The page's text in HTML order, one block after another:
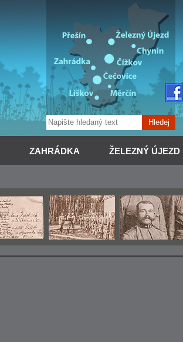
Hledej
ZAHRÁDKA ŽELEZNÝ ÚJEZD